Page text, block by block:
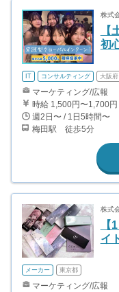
株式
【
初
IT コンサルティング 大阪府
マーケティング/広報
時給 1,500円〜1,700円
週2日〜 / 1日5時間〜
梅田駅 徒歩5分
株式
【
イ
メーカー 東京都
マーケティング/広報